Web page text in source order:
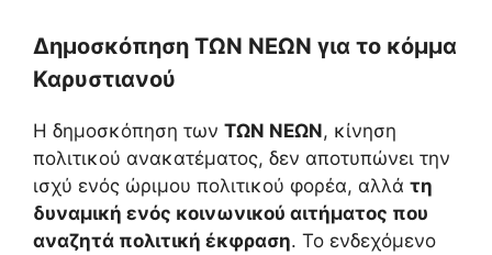
Δημοσκόπηση ΤΩΝ ΝΕΩΝ για το κόμμα
Καρυστιανού
Η δημοσκόπηση των ΤΩΝ ΝΕΩΝ, κίνηση
πολιτικού ανακατέματος, δεν αποτυπώνει την
ισχύ ενός ώριμου πολιτικού φορέα, αλλά τη
δυναμική ενός κοινωνικού αιτήματος που
αναζητά πολιτική έκφραση. Το ενδεχόμενο